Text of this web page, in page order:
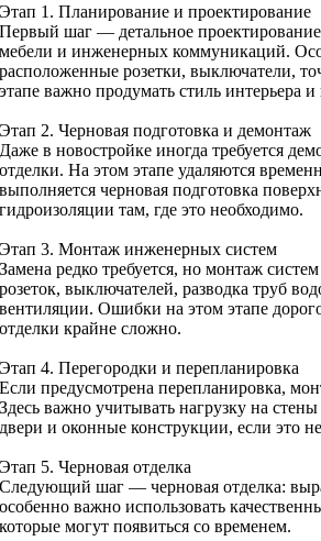
Этап 1. Планирование и проектирование
Первый шаг — детальное
мебели и инженерных коммуникаций.
расположенные розетки, выключатели,
этапе важно продумать стиль интерьера
Этап 2. Черновая подготовка и демонтаж
Даже в новостройке иногда требуется
отделки. На этом этапе удаляются
выполняется черновая подготовка
гидроизоляции там, где это необходимо.
Этап 3. Монтаж инженерных систем
Замена редко требуется, но монтаж
розеток, выключателей, разводка труб
вентиляции. Ошибки на этом этапе
отделки крайне сложно.
Этап 4. Перегородки и перепланировка
Если предусмотрена перепланировка,
Здесь важно учитывать нагрузку на
двери и оконные конструкции, если это
Этап 5. Черновая отделка
Следующий шаг — черновая отделка:
особенно важно использовать
которые могут появиться со временем.